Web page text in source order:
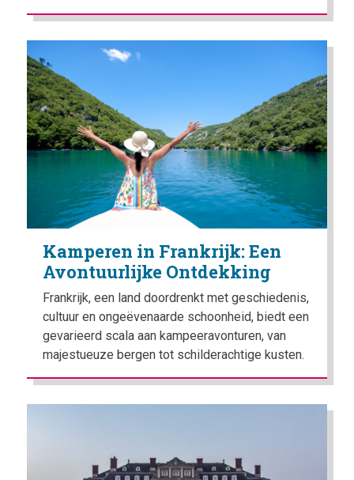
Kamperen in Frankrijk: Een
Avontuurlijke Ontdekking
Frankrijk, een land doordrenkt met geschiedenis,
cultuur en ongeëvenaarde schoonheid, biedt een
gevarieerd scala aan kampeeravonturen, van
majestueuze bergen tot schilderachtige kusten.